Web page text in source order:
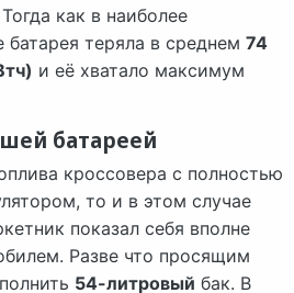
как в наиболее
теряла в среднем 74
и её хватало максимум
батареей
кроссовера с полностью
то и в этом случае
показал себя вполне
Разве что просящим
54-литровый бак. В